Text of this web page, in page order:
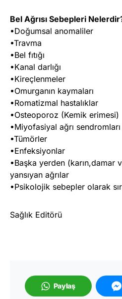
Bel Ağrısı Sebepleri
•Doğumsal anomaliler
•Travma
•Bel fıtığı
•Kanal darlığı
•Kireçlenmeler
•Omurganın kaymaları
•Romatizmal hastalıklar
•Osteoporoz (Kemik erimesi)
•Miyofasiyal ağrı
•Tümörler
•Enfeksiyonlar
•Başka yerden (karın,damar
yansıyan ağrılar
•Psikolojik sebepler olarak
Sağlık Editörü
Paylaş